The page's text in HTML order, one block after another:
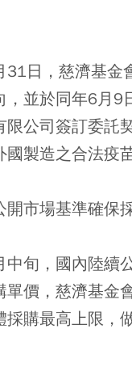
31日，慈濟基金
，並於同年6月9
限公司簽訂委託
製造之合法疫苗
開市場基準確保
旬，國內陸續
單價，慈濟基金
採購最高上限，